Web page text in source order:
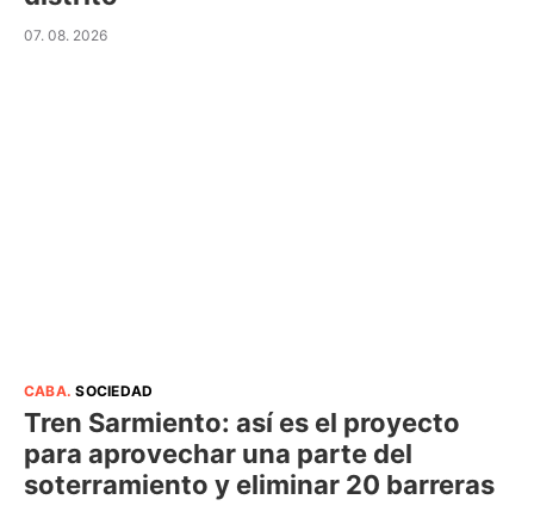
07. 08. 2026
CABA.SOCIEDAD
Tren Sarmiento: así es el proyecto
para aprovechar una parte del
soterramiento y eliminar 20 barreras